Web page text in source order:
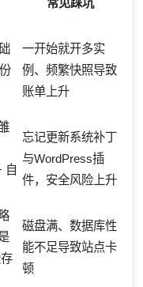
一开始就开多实
例、频繁快照导致
账单上升
自
忘记更新系统补丁
与WordPress插
件，安全风险上升
磁盘满、数据库性
能不足导致站点卡
顿